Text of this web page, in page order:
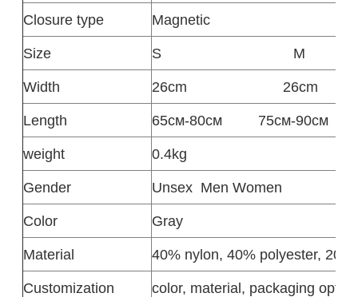
Closure type
Magnetic
Size
S
M
Width
26cm
26cm
Length
65см-80см
75см-90см
weight
0.4kg
Gender
Unsex Men Women
Color
Gray
Material
40% nylon, 40% polyester,
Customization
color, material, packaging